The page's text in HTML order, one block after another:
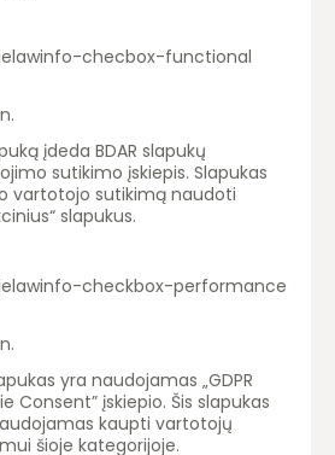
checbox-functional
įdeda BDAR slapukų
sutikimo įskiepis. Slapukas
vartotojo sutikimą naudoti
slapukus.
checkbox-performance
yra naudojamas „GDPR
Consent” įskiepio. Šis slapukas
kaupti vartotojų
šioje kategorijoje.